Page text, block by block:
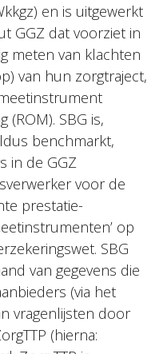
en is uitgewerkt
GGZ dat voorziet in
meten van klachten
van hun zorgtraject,
SBG is,
benchmarkt,
in de GGZ
voor de
prestatie-
op
SBG
van gegevens die
(via het
vragenlijsten door
(hierna: